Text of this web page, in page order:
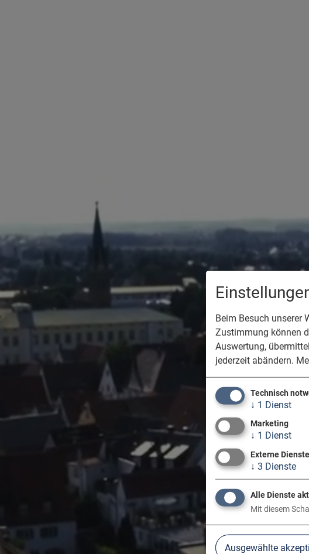
Beim Besuch unserer
Zustimmung können
Auswertung,
jederzeit abändern.
Technisch
↓ 1 Dienst
Marketing
↓ 1 Dienst
Externe Dienste
↓ 3 Dienste
Alle Dienste
Mit diesem
Ausgewählte